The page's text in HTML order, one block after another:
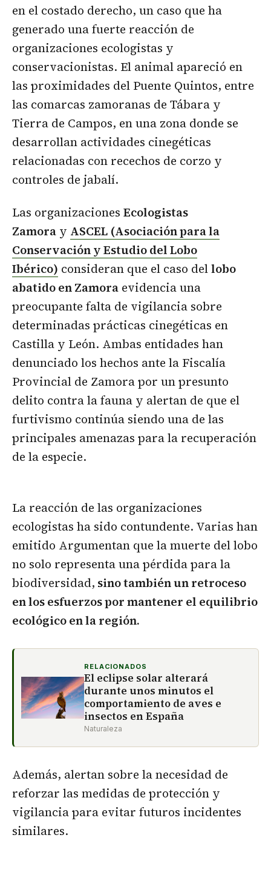
en el costado derecho, un caso que ha
generado una fuerte reacción de
organizaciones ecologistas y
conservacionistas. El animal apareció en
las proximidades del Puente Quintos, entre
las comarcas zamoranas de Tábara y
Tierra de Campos, en una zona donde se
desarrollan actividades cinegéticas
relacionadas con recechos de corzo y
controles de jabalí.
Las organizaciones Ecologistas
Zamora y ASCEL (Asociación para la
Conservación y Estudio del Lobo
Ibérico) consideran que el caso dellobo
abatido en Zamora evidencia una
preocupante falta de vigilancia sobre
determinadas prácticas cinegéticas en
Castilla y León. Ambas entidades han
denunciado los hechos ante la Fiscalía
Provincial de Zamora por un presunto
delito contra la fauna y alertan de que el
furtivismo continúa siendo una de las
principales amenazas para la recuperación
de la especie.
La reacción de las organizaciones
ecologistas ha sido contundente. Varias han
emitido Argumentan que la muerte del lobo
no solo representa una pérdida para la
biodiversidad, sino también un retroceso
en los esfuerzos por mantener el equilibrio
ecológico en la región.
RELACIONADOS
El eclipse solar alterará
durante unos minutos el
comportamiento de aves e
insectos en España
Naturaleza
Además, alertan sobre la necesidad de
reforzar las medidas de protección y
vigilancia para evitar futuros incidentes
similares.